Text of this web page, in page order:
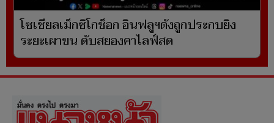
โซเชียลเม็กซิโกช็อก อินฟลูฯดังถูกประกบยิง
ระยะเผาขน ดับสยองคาไลฟ์สด